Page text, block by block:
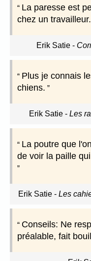
La paresse est
chez un travailleur.
Erik Satie -
Plus je connais
chiens.
Erik Satie- Les
La poutre que
de voir la paille
Erik Satie - Les
Conseils: Ne
préalable, fait